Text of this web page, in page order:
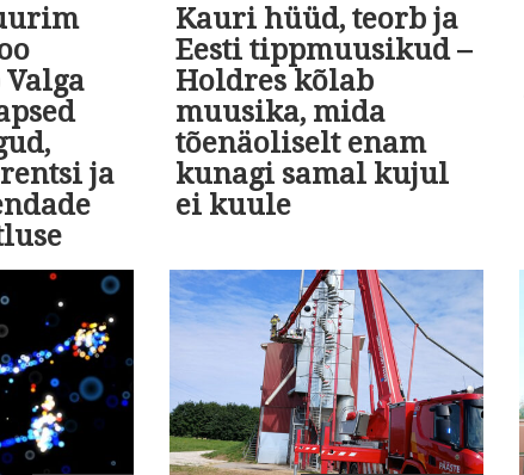
ja
Kauri hüüd, teorb ja
Eesti tippmuusikud –
Holdres kõlab
muusika, mida
tõenäoliselt enam
kunagi samal kujul
ei kuule